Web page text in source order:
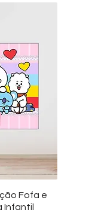
Fofa e
Infantil